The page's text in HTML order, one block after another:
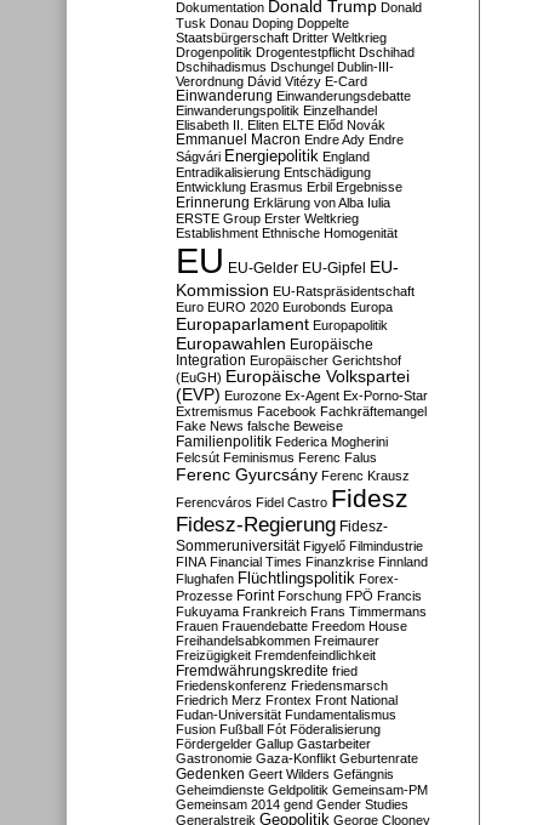
Dokumentation Donald Trump Donald
Tusk Donau Doping Doppelte
Staatsbürgerschaft Dritter Weltkrieg
Drogenpolitik Drogentestpflicht Dschihad
Dschihadismus Dschungel Dublin-III-
Verordnung Dávid Vitézy E-Card
Einwanderung Einwanderungsdebatte
Einwanderungspolitik Einzelhandel
Elisabeth II. Eliten ELTE Előd Novák
Emmanuel Macron Endre Ady Endre
Ságvári Energiepolitik England
Entradikalisierung Entschädigung
Entwicklung Erasmus Erbil Ergebnisse
Erinnerung Erklärung von Alba Iulia
ERSTE Group Erster Weltkrieg
Establishment Ethnische Homogenität
EU EU-Gelder EU-Gipfel EU-
Kommission EU-Ratspräsidentschaft
Euro EURO 2020 Eurobonds Europa
Europaparlament Europapolitik
Europawahlen Europäische
Integration Europäischer Gerichtshof
(EuGH) Europäische Volkspartei
(EVP) Eurozone Ex-Agent Ex-Porno-Star
Extremismus Facebook Fachkräftemangel
Fake News falsche Beweise
Familienpolitik Federica Mogherini
Felcsút Feminismus Ferenc Falus
Ferenc Gyurcsány Ferenc Krausz
Ferencváros Fidel Castro Fidesz
Fidesz-Regierung Fidesz-
Sommeruniversität Figyelő Filmindustrie
FINA Financial Times Finanzkrise Finnland
Flughafen Flüchtlingspolitik Forex-
Prozesse Forint Forschung FPÖ Francis
Fukuyama Frankreich Frans Timmermans
Frauen Frauendebatte Freedom House
Freihandelsabkommen Freimaurer
Freizügigkeit Fremdenfeindlichkeit
Fremdwährungskredite fried
Friedenskonferenz Friedensmarsch
Friedrich Merz Frontex Front National
Fudan-Universität Fundamentalismus
Fusion Fußball Fót Föderalisierung
Fördergelder Gallup Gastarbeiter
Gastronomie Gaza-Konflikt Geburtenrate
Gedenken Geert Wilders Gefängnis
Geheimdienste Geldpolitik Gemeinsam-PM
Gemeinsam 2014 gend Gender Studies
Generalstreik Geopolitik George Clooney